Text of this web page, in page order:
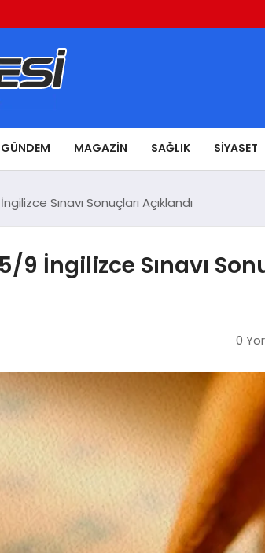
GÜNDEM MAGAZIN SAĞLIK SIYASET
Sınavı Sonuçları Açıklandı
9 İngilizce Sınavı
0